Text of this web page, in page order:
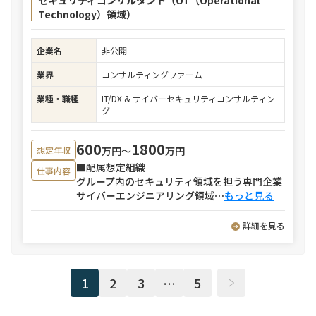
Technology）領域）
企業名
非公開
業界
コンサルティングファーム
業種・職種
IT/DX & サイバーセキュリティコンサルティン
グ
想定年収 600万円〜1800万円
仕事内容 ■配属想定組織
グループ内のセキュリティ領域を担う専門企業
サイバーエンジニアリング領域⋯もっと見る
詳細を見る
1 2 3 … 5